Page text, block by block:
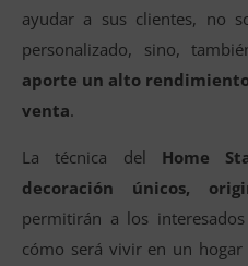
ayudar a sus clientes, no
personalizado, sino,
aporte un alto
venta.
La técnica del Home
decoración únicos,
permitirán a los
cómo será vivir en un